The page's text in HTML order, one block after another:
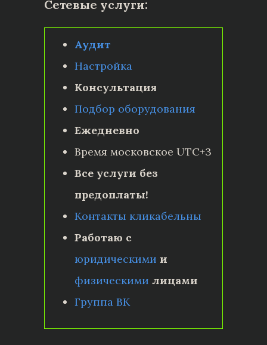
Сетевые услуги:
Аудит
Настройка
Консультация
Подбор оборудования
Ежедневно
Время московское UTC+3
Все услуги без
предоплаты!
Контакты кликабельны
Работаю с
юридическими и
физическими лицами
Группа ВК